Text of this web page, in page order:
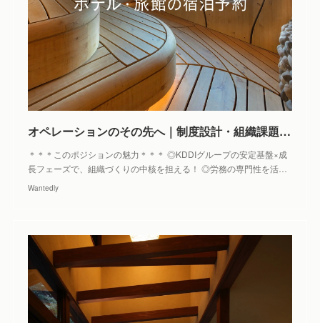
オペレーションのその先へ｜制度設計・組織課題解決に挑む労務担当を募集します - 株式会社Loco Partners（Relux）の人事の採用 - Wantedly
＊＊＊このポジションの魅力＊＊＊ ◎KDDIグループの安定基盤×成
長フェーズで、組織づくりの中核を担える！ ◎労務の専門性を活…
Wantedly